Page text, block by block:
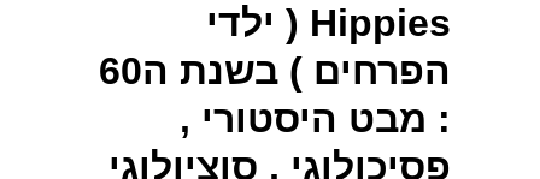
Hippies ( ילדי
הפרחים ) בשנת ה60
: מבט היסטורי ,
פסיכולוגי , סוציולוגי